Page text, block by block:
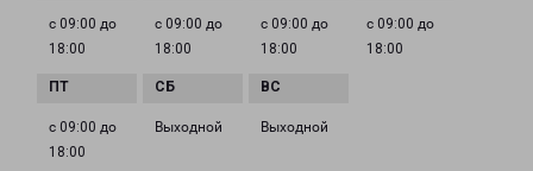
с 09:00 до
18:00
с 09:00 до
18:00
с 09:00 до
18:00
с 09:00 до
18:00
с 09:00 до
18:00
Выходной Выходной